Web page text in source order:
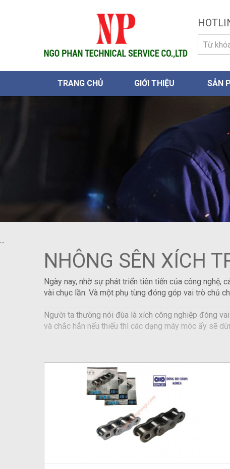
TRANG CHỦ GIỚI THIỆU SẢN
NHÔNG SÊN XÍCH
Ngày nay, nhờ sự phát triển tiên tiến của công nghệ,
vài chục lần. Và một phụ tùng đóng góp vai trò chủ
Người ta thường nói đùa là xích công nghiệp đóng
và chắc hẳn nếu thiếu thì các dạng máy móc ấy sẽ
Xích công nghiệp là gì?
Trước hết bạn cần biết hệ thống nhông xích công
xích dẫn truyền lực.
Hệ thống xích tải công nghiệp nói đơn giản nó có vai
đó, truyền lực từ đĩa bàn đạp qua líp xe phía sau và
điểm B (thông qua hệ thống băng chuyền) một cách